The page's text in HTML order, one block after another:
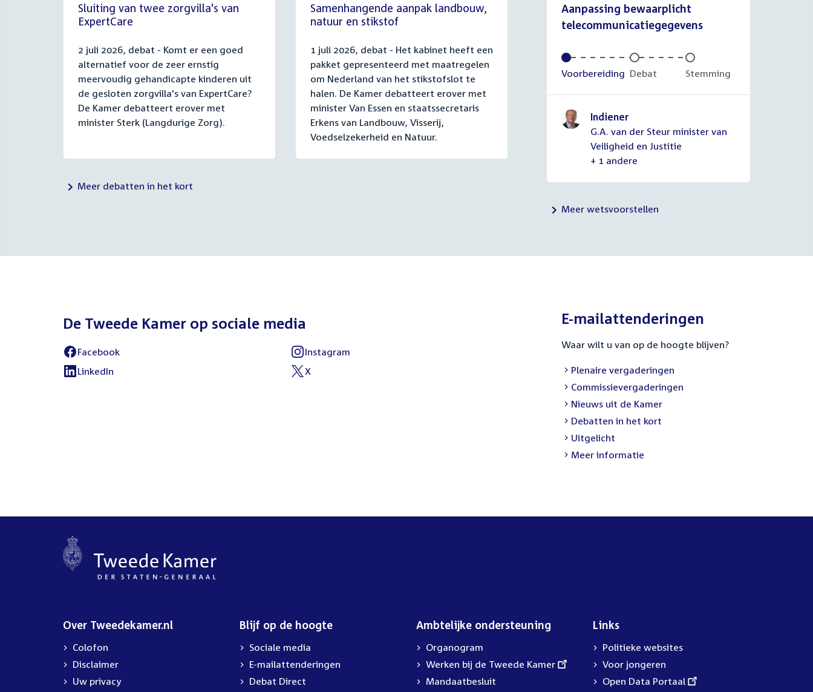
Sluiting van twee zorgvilla's van
ExpertCare
2 juli 2026, debat - Komt er een goed
alternatief voor de zeer ernstig
meervoudig gehandicapte kinderen uit
de gesloten zorgvilla's van ExpertCare?
De Kamer debatteert erover met
minister Sterk (Langdurige Zorg).
Samenhangende aanpak landbouw,
natuur en stikstof
1 juli 2026, debat - Het kabinet heeft een
pakket gepresenteerd met maatregelen
om Nederland van het stikstofslot te
halen. De Kamer debatteert erover met
minister Van Essen en staatssecretaris
Erkens van Landbouw, Visserij,
Voedselzekerheid en Natuur.
Meer debatten in het kort
Aanpassing bewaarplicht
telecommunicatiegegevens
Voltooid:
Voorbereiding Onvoltooid:
Debat Onvoltooid:
Stemming
Indiener
G.A. van der Steur minister van
Veiligheid en Justitie
+ 1 andere
Meer wetsvoorstellen
De Tweede Kamer op sociale media
External
link:
Facebook
External
link:
Instagram
External
LinkedIn
External
X
E-mailattenderingen
Waar wilt u van op de hoogte blijven?
External
link:
Plenaire vergaderingen
External
link:
Commissievergaderingen
External
link:
Nieuws uit de Kamer
External
link:
Debatten in het kort
External
link:
Uitgelicht
Meer informatie
Over Tweedekamer.nl
Colofon
Disclaimer
Uw privacy
Blijf op de hoogte
Sociale media
E-mailattenderingen
Debat Direct
Ambtelijke ondersteuning
Organogram
External
link:
Werken bij de Tweede Kamer
Mandaatbesluit
Links
Politieke websites
Voor jongeren
External
Open Data Portaal